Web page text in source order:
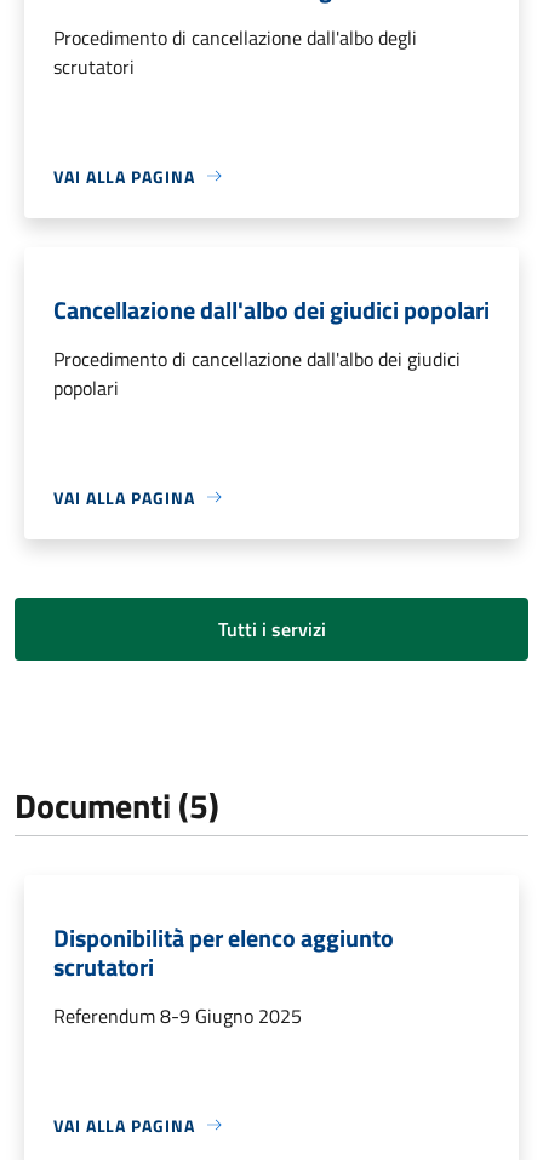
Procedimento di cancellazione dall'albo degli
scrutatori
VAI ALLA PAGINA
Cancellazione dall'albo dei giudici popolari
Procedimento di cancellazione dall'albo dei giudici
popolari
VAI ALLA PAGINA
Tutti i servizi
Documenti (5)
Disponibilità per elenco aggiunto
scrutatori
Referendum 8-9 Giugno 2025
VAI ALLA PAGINA